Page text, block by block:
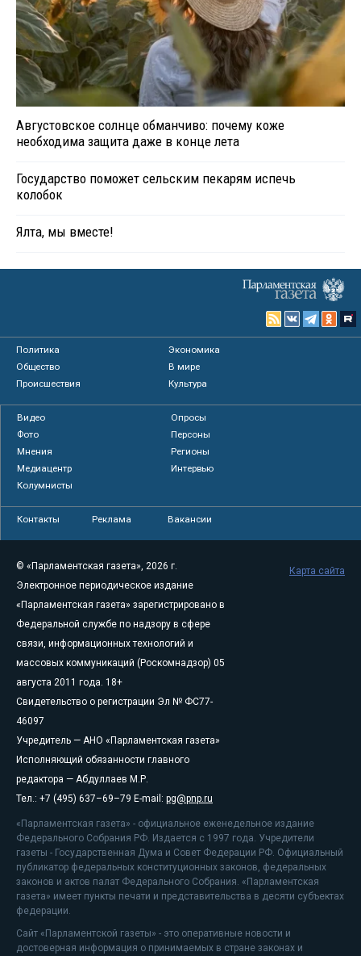
Августовское солнце обманчиво: почему коже
необходима защита даже в конце лета
Государство поможет сельским пекарям испечь
колобок
Ялта, мы вместе!
Политика
Экономика
Общество
В мире
Происшествия
Культура
Видео
Опросы
Фото
Персоны
Мнения
Регионы
Медиацентр
Интервью
Колумнисты
Контакты Реклама Вакансии
© «Парламентская газета», 2026 г.
Электронное периодическое издание
«Парламентская газета» зарегистрировано в
Федеральной службе по надзору в сфере
связи, информационных технологий и
массовых коммуникаций (Роскомнадзор) 05
августа 2011 года. 18+
Свидетельство о регистрации Эл № ФС77-
46097
Учредитель — АНО «Парламентская газета»
Исполняющий обязанности главного
редактора — Абдуллаев М.Р.
Тел.: +7 (495) 637–69–79 E-mail: pg@pnp.ru
«Парламентская газета» - официальное еженедельное издание
Федерального Собрания РФ. Издается с 1997 года. Учредители
газеты - Государственная Дума и Совет Федерации РФ. Официальный
публикатор федеральных конституционных законов, федеральных
законов и актов палат Федерального Собрания. «Парламентская
газета» имеет пункты печати и представительства в десяти субъектах
федерации.
Сайт «Парламентской газеты» - это оперативные новости и
достоверная информация о принимаемых в стране законах и
Карта сайта